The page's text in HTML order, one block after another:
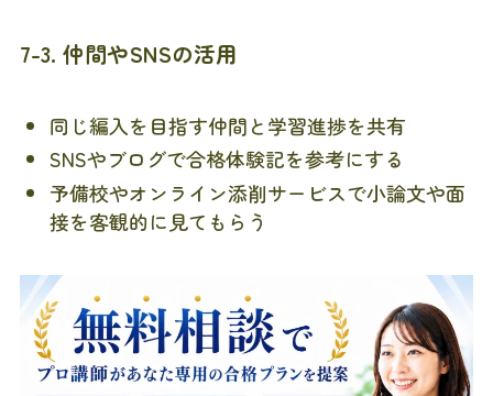
7-3. 仲間やSNSの活用
同じ編入を目指す仲間と学習進捗を共有
SNSやブログで合格体験記を参考にする
予備校やオンライン添削サービスで小論文や面
接を客観的に見てもらう